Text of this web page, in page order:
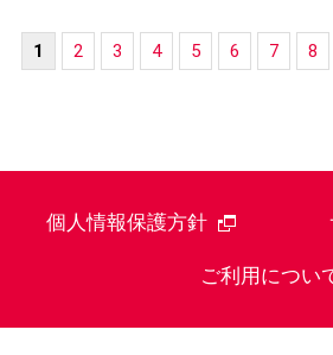
1 2 3 4 5 6 7 8
個人情報保護方針
ご利用につい